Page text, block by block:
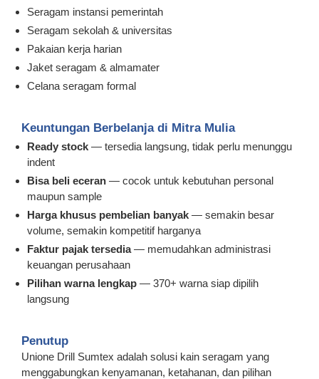
Seragam instansi pemerintah
Seragam sekolah & universitas
Pakaian kerja harian
Jaket seragam & almamater
Celana seragam formal
Keuntungan Berbelanja di Mitra Mulia
Ready stock — tersedia langsung, tidak perlu menunggu
indent
Bisa beli eceran — cocok untuk kebutuhan personal
maupun sample
Harga khusus pembelian banyak — semakin besar
volume, semakin kompetitif harganya
Faktur pajak tersedia— memudahkan administrasi
keuangan perusahaan
Pilihan warna lengkap — 370+ warna siap dipilih
langsung
Penutup
Unione Drill Sumtex adalah solusi kain seragam yang
menggabungkan kenyamanan, ketahanan, dan pilihan